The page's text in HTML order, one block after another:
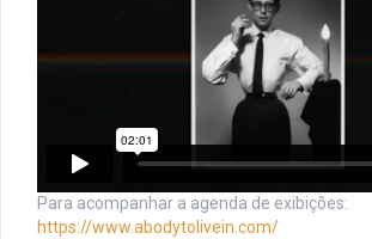
Para acompanhar a agenda de exibições:
https://www.abodytolivein.com/